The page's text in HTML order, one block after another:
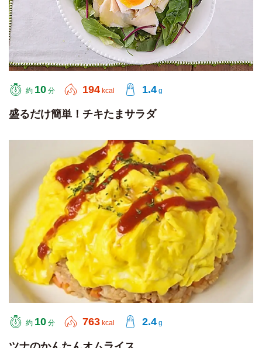
約 10 分 194 kcal 1.4 g
盛るだけ簡単！チキたまサラダ
約 10 分 763 kcal 2.4 g